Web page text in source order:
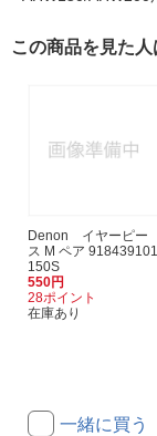
この商品を見た
Denon イヤーピー
ス M ペア 918439101
150S
550円
28ポイント
在庫あり
一緒に買う